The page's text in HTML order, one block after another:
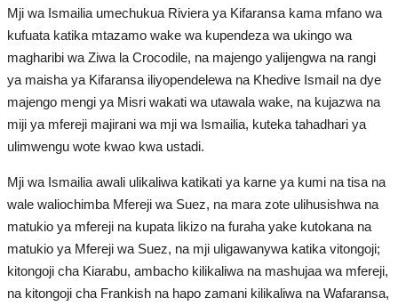
Kundi la Nne
Kundi la Tatu
Wazungumzaji
Udhamini wa Nasser kwa Uongozi
Washiriki wa Udhamini wa Nasser
kwa Uongozi
Vigezo vya Uteuzi
Mji wa Ismailia umechukua Riviera ya Kifaransa kama mfano wa
kufuata katika mtazamo wake wa kupendeza wa ukingo wa
magharibi wa Ziwa la Crocodile, na majengo yalijengwa na rangi
ya maisha ya Kifaransa iliyopendelewa na Khedive Ismail na dye
majengo mengi ya Misri wakati wa utawala wake, na kujazwa na
miji ya mfereji majirani wa mji wa Ismailia, kuteka tahadhari ya
ulimwengu wote kwao kwa ustadi.
Mji wa Ismailia awali ulikaliwa katikati ya karne ya kumi na tisa na
wale waliochimba Mfereji wa Suez, na mara zote ulihusishwa na
matukio ya mfereji na kupata likizo na furaha yake kutokana na
matukio ya Mfereji wa Suez, na mji uligawanywa katika vitongoji;
kitongoji cha Kiarabu, ambacho kilikaliwa na mashujaa wa mfereji,
na kitongoji cha Frankish na hapo zamani kilikaliwa na Wafaransa,